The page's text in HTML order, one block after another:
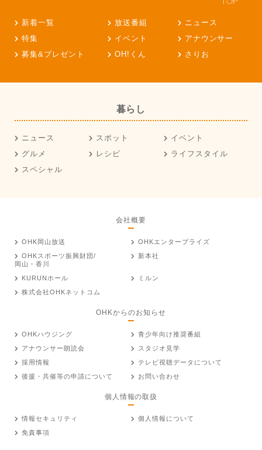
新着一覧 放送番組
ニュース
特集
イベント
アナウンサー
募集&プレゼント
OH!くん さりお
暮らし
ニュース スポット
イベント
グルメ
レシピ
ライフスタイル
スペシャル
会社概要
OHK岡山放送
OHKエンタープライズ
OHKスポーツ振興財団/
岡山・香川
新本社
KURUNホール
ミルン
株式会社OHKネットコム
OHKからのお知らせ
OHKハウジング
青少年向け推奨番組
アナウンサー朗読会
スタジオ見学
採用情報
テレビ視聴データについて
後援・共催等の申請について
お問い合わせ
個人情報の取扱
情報セキュリティ
個人情報について
免責事項